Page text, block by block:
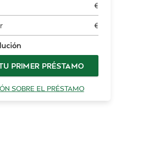
€
€
PRIMER PRÉSTAMO
SOBRE EL PRÉSTAMO